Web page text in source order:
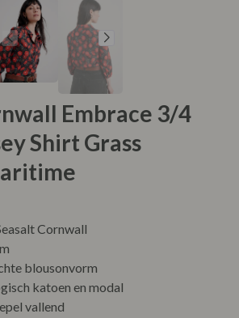
Embrace 3/4
Shirt Grass
Cornwall
blousonvorm
katoen en modal
vallend